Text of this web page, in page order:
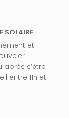
SOLAIRE
et
s’être
entre 11h et